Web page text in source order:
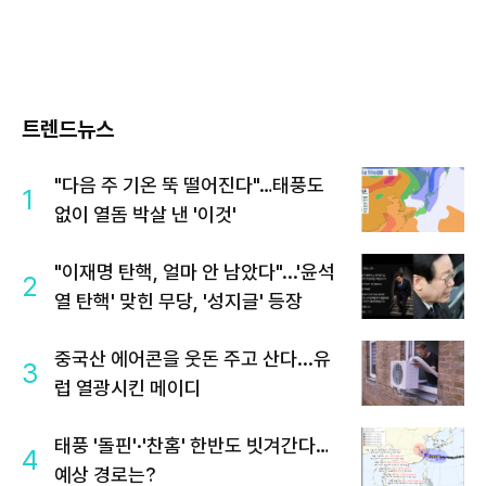
트렌드뉴스
1
"다음 주 기온 뚝 떨어진다"…태풍도
없이 열돔 박살 낸 '이것'
2
"이재명 탄핵, 얼마 안 남았다"...'윤석
열 탄핵' 맞힌 무당, '성지글' 등장
3
중국산 에어콘을 웃돈 주고 산다...유
럽 열광시킨 메이디
4
태풍 '돌핀'·'찬홈' 한반도 빗겨간다…
예상 경로는?